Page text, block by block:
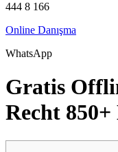
444 8 166
Online Danışma
WhatsApp
Gratis
Recht